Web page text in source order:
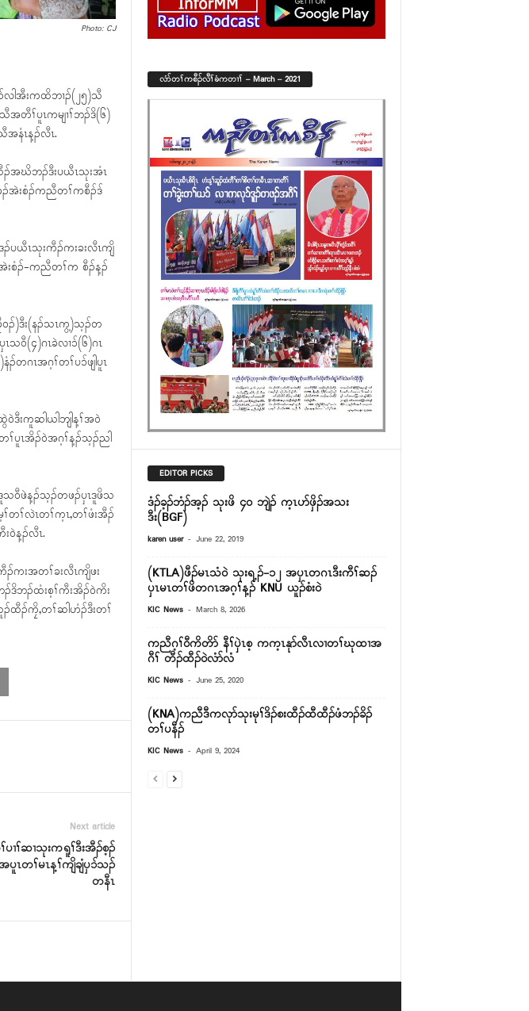
Photo: CJ
လါအီးကထိဘၢၣ်(၂၅)သီ
အတီၢ်ပူၤကမျၢၢ်ဘၣ်ဒိ(၆)
အနံၤန့ၣ်လီၤ.
ၣ်အဃိဘၣ်ဒီးပယီၤသုးအံၤ
ခ့ၣ်အဲးစံၣ်ကညီတၢ်ကစီၣ်ဒ်
ပယီၤသုးကီၣ်ကးခးလီၤကျိ
အဲးစံၣ်-ကညီတၢ်က စီၣ်န့ၣ်
ၣ်)ဒီး(နၣ်သၤကွ့)သ့ၣ်တ
ဝီ(၄)ဂၤခဲလၢၥ်(၆)ဂၤ
တဂၤအဂ့ၢ်တၢ်ပၥ်ဖျါပူၤ
းကူဆါယါဘျါန့ၢ်အဝဲ
ပူၤအိၣ်ဝဲအဂ့ၢ်န့ၣ်သ့ၣ်ညါ
သဝီဖဲန့ၣ်သ့ၣ်တဖၣ်ပှၤဒူဖိသ
တၢ်လဲၤတၢ်က့ၤ,တၢ်ဖံးအီၣ်
းဝဲန့ၣ်လီၤ.
ကးအတၢ်ခးလီၤကျိဖး
ၣ်ဒိဘၣ်ထံးစ့ၢ်ကီးအိၣ်ဝဲကိး
ၣ်ထီၣ်ကၠိ,တၢ်ဆါဟံၣ်ဒီးတၢ်
Next article
ၢၢ်ဆၢသုးကရူၢ်ဒီးအီၣ်စ့ၣ်
ၤတၢ်မၤန့ၢ်ကျိချံပှၥ်သၣ်
တနီၤ
လံာ်တၢ်ကစီၣ်လီၢ်ခံကတၢၢ် – March – 2021
EDITOR PICKS
ဒံၣ်ခ့ၣ်ဘံၣ်အ့ၣ် သုးဖိ ၄၀ ဘျဲၣ် က့ၤပာ်ဖှိၣ်အသး
ဒီး(BGF)
karen user - June 22, 2019
(KTLA)ဖီၣ်မၤသံဝဲ သုးရ့ၣ်-၁၂ အပှၤတဂၤဒီးကီၢ်ဆၣ်
ပှၤမၤတၢ်ဖိတဂၤအဂ့ၢ်န့ၣ် KNU ယူၣ်စံးဝဲ
KIC News - March 8, 2026
ကညီဂ့ၢ်၀ီကိတိာ် နီၢ်ၦဲၤစ့ ကက့ၤနုာ်လီၤလၢတၢ်ဃုထၢအ
ဂီၢ် တီၣ်ထီၣ်၀ဲလံာ်လံ
KIC News - June 25, 2020
(KNA)ကညီဒီကလုာ်သုးမုၢ်ဒိၣ်စးထီၣ်ထီထီၣ်ဖံဘၣ်ခိၣ်
တၢ်ပနီၣ်
KIC News - April 9, 2024